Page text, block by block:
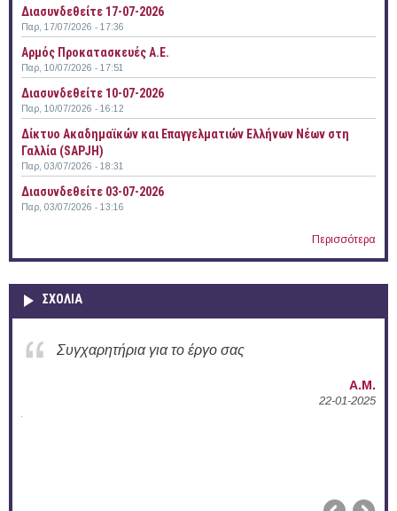
Διασυνδεθείτε 17-07-2026
Παρ, 17/07/2026 - 17:36
Αρμός Προκατασκευές Α.Ε.
Παρ, 10/07/2026 - 17:51
Διασυνδεθείτε 10-07-2026
Παρ, 10/07/2026 - 16:12
Δίκτυο Ακαδημαϊκών και Επαγγελματιών Ελλήνων Νέων στη
Γαλλία (SAPJH)
Παρ, 03/07/2026 - 18:31
Διασυνδεθείτε 03-07-2026
Παρ, 03/07/2026 - 13:16
Περισσότερα
ΣΧΟΛΙΑ
Συγχαρητήρια για την ενεργή δράση σας στο